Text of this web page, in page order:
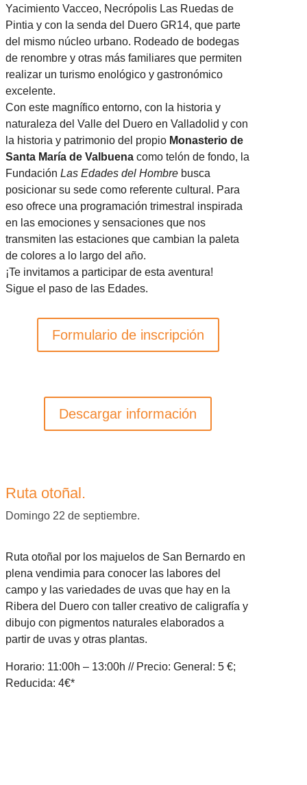
Yacimiento Vacceo, Necrópolis Las Ruedas de
Pintia y con la senda del Duero GR14, que parte
del mismo núcleo urbano. Rodeado de bodegas
de renombre y otras más familiares que permiten
realizar un turismo enológico y gastronómico
excelente.
Con este magnífico entorno, con la historia y
naturaleza del Valle del Duero en Valladolid y con
la historia y patrimonio del propio Monasterio de
Santa María de Valbuenacomo telón de fondo, la
Fundación Las Edades del Hombrebusca
posicionar su sede como referente cultural. Para
eso ofrece una programación trimestral inspirada
en las emociones y sensaciones que nos
transmiten las estaciones que cambian la paleta
de colores a lo largo del año.
¡Te invitamos a participar de esta aventura!
Sigue el paso de las Edades.
Formulario de inscripción
Descargar información
Ruta otoñal.
Domingo 22 de septiembre.
Ruta otoñal por los majuelos de San Bernardo en
plena vendimia para conocer las labores del
campo y las variedades de uvas que hay en la
Ribera del Duero con taller creativo de caligrafía y
dibujo con pigmentos naturales elaborados a
partir de uvas y otras plantas.
Horario: 11:00h – 13:00h // Precio: General: 5 €;
Reducida: 4€*